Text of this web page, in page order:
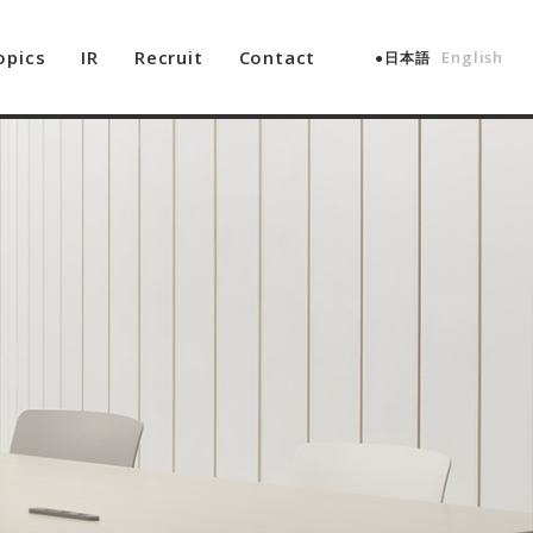
IR Recruit Contact 日本語 English